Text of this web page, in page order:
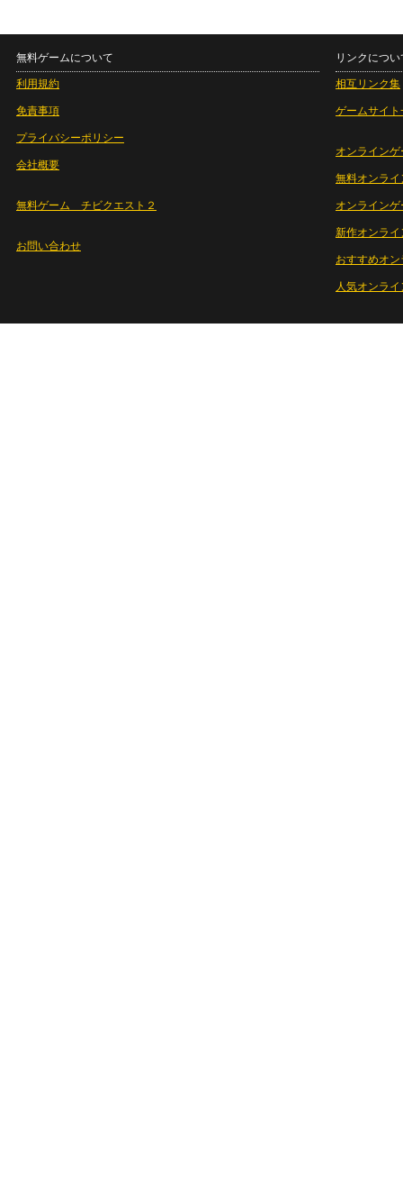
無料ゲームについて
利用規約
免責事項
プライバシーポリシー
会社概要
無料ゲーム チビクエスト２
お問い合わせ
リンクについ
相互リンク集
ゲームサイト
オンラインゲ
無料オンライ
オンライン
新作オンライ
おすすめオ
人気オンラ